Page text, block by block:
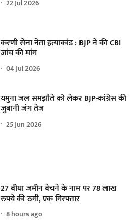
22 Jul 2026
करणी सेना नेता हत्याकांड : BJP ने की CBI
जांच की मांग
04 Jul 2026
यमुना जल समझौते को लेकर BJP-कांग्रेस की
जुबानी जंग तेज
25 Jun 2026
27 बीघा जमीन बेचने के नाम पर 78 लाख
रुपये की ठगी, एक गिरफ्तार
8 hours ago